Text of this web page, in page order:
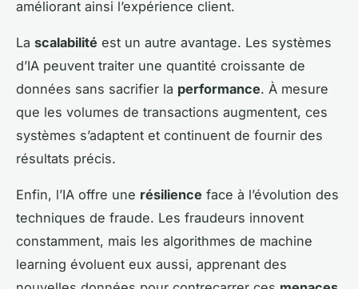
améliorant ainsi l’expérience client.
La scalabilité est un autre avantage. Les systèmes
d’IA peuvent traiter une quantité croissante de
données sans sacrifier la performance. À mesure
que les volumes de transactions augmentent, ces
systèmes s’adaptent et continuent de fournir des
résultats précis.
Enfin, l’IA offre une résilience face à l’évolution des
techniques de fraude. Les fraudeurs innovent
constamment, mais les algorithmes de machine
learning évoluent eux aussi, apprenant des